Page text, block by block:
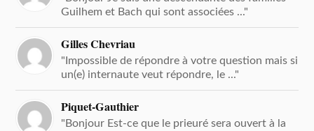
Guilhem et Bach qui sont associées ..."
Gilles Chevriau
"Impossible de répondre à votre question mais si
un(e) internaute veut répondre, le ..."
Piquet-Gauthier
"Bonjour Est-ce que le prieuré sera ouvert à la